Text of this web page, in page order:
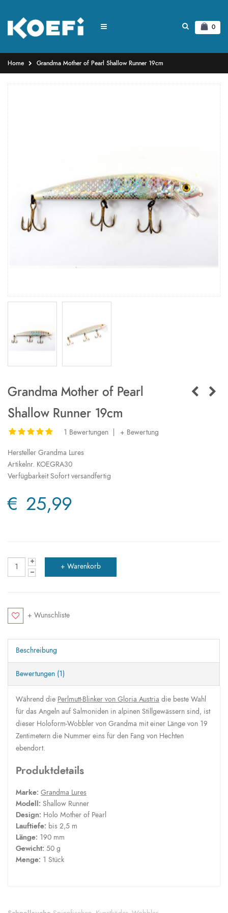
0
Home Grandma Mother of Pearl Shallow Runner 19cm
Grandma Mother of Pearl
Shallow Runner 19cm
1 Bewertungen + Bewertung
Hersteller Grandma Lures
Artikelnr. KOEGRA30
VerfügbarkeitSofort versandfertig
€ 25,99
+ Wunschliste
Beschreibung
Bewertungen (1)
Während die Perlmutt-Blinker von Gloria Austria die beste Wahl
für das Angeln auf Salmoniden in alpinen Stillgewässern sind, ist
dieser Holoform-Wobbler von Grandma mit einer Länge von 19
Zentimetern die Nummer eins für den Fang von Hechten
ebendort.
Produktdetails
Marke: Grandma Lures
Modell: Shallow Runner
Design: Holo Mother of Pearl
Lauftiefe: bis 2,5 m
Länge: 190 mm
Gewicht: 50 g
Menge: 1 Stück